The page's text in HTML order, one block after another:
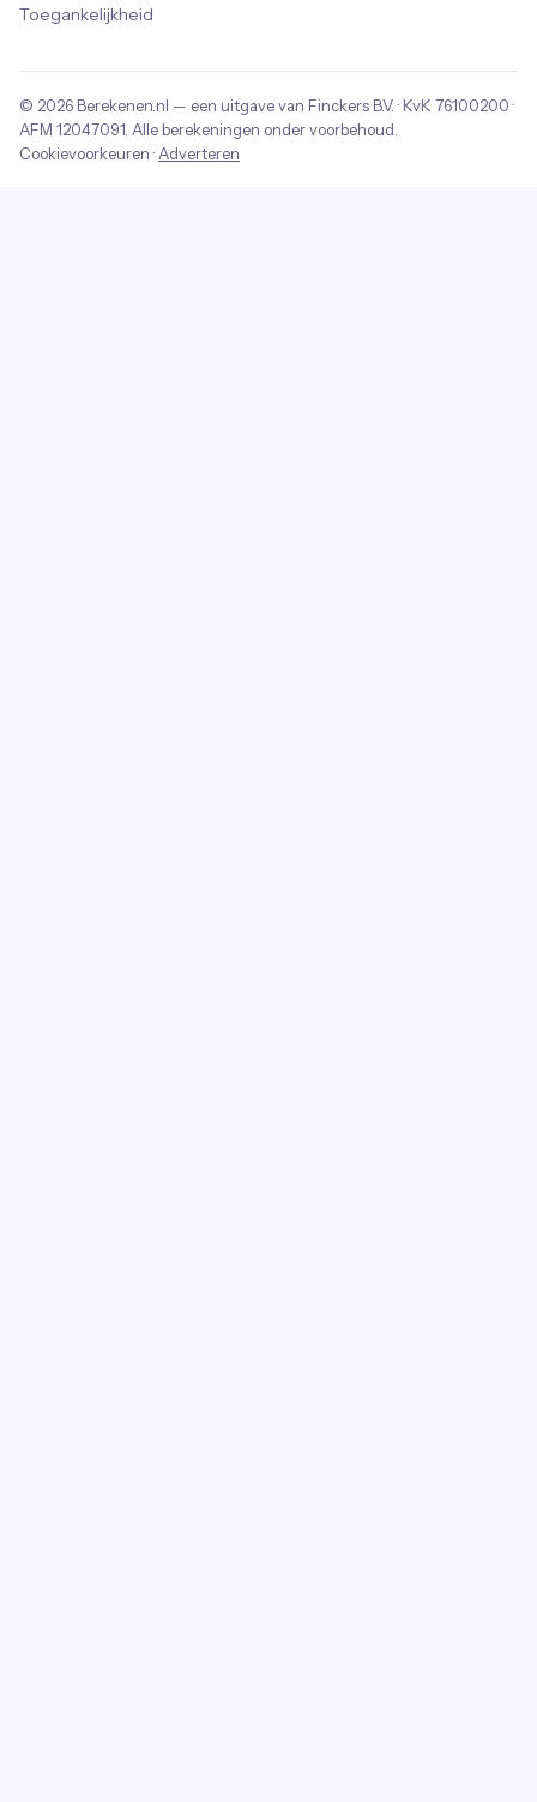
Toegankelijkheid
© 2026 Berekenen.nl — een uitgave van Finckers B.V. · KvK 76100200 ·
AFM 12047091 . Alle berekeningen onder voorbehoud.
Cookievoorkeuren · Adverteren